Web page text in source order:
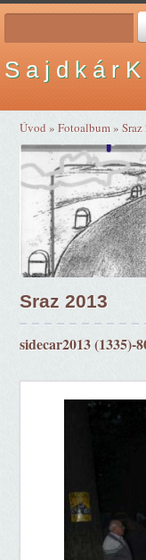
S a j d k á r
Úvod »Fotoalbum»
Sraz 2013
sidecar2013 (1335)-